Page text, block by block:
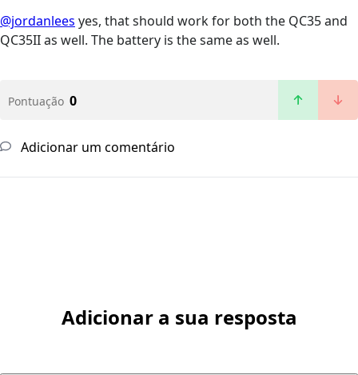
@jordanlees yes, that should work for both the QC35 and
QC35II as well. The battery is the same as well.
Pontuação 0
Adicionar um comentário
Adicionar a sua resposta